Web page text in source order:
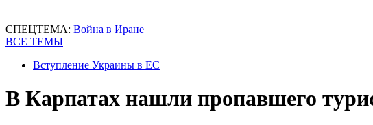
СПЕЦТЕМА: Война в Иране
ВСЕ ТЕМЫ
Вступление Украины в ЕС
В Карпатах нашли пропавшего